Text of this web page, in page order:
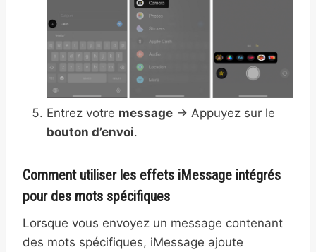
Entrez votre message → Appuyez sur le
bouton d’envoi.
Comment utiliser les effets iMessage intégrés
pour des mots spécifiques
Lorsque vous envoyez un message contenant
des mots spécifiques, iMessage ajoute